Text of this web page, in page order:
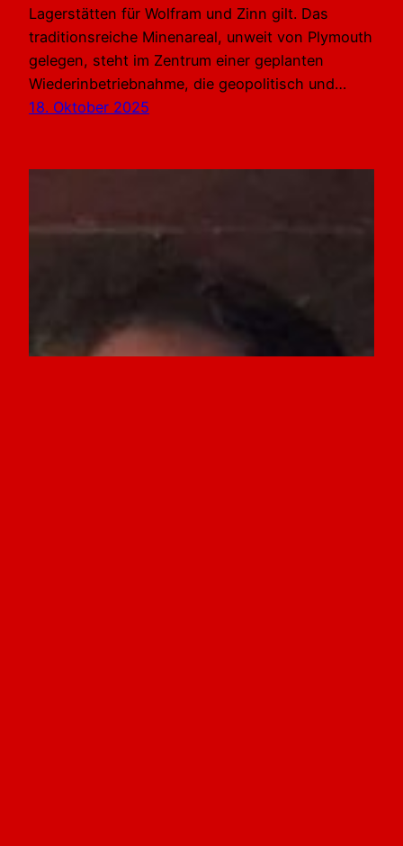
Lagerstätten für Wolfram und Zinn gilt. Das
traditionsreiche Minenareal, unweit von Plymouth
gelegen, steht im Zentrum einer geplanten
Wiederinbetriebnahme, die geopolitisch und…
18. Oktober 2025